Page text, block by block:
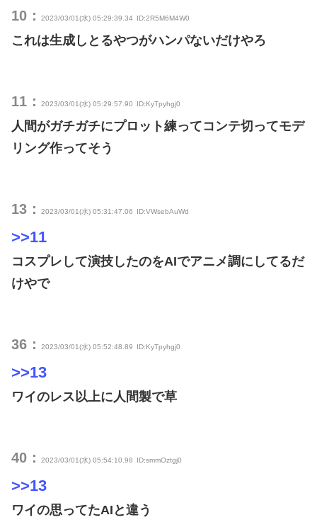
10： 2023/03/01(水) 05:29:39.34 ID:2R5M6M4W0
これは生成しとるやつがハンパないだけやろ
11： 2023/03/01(水) 05:29:57.90 ID:KyTpyhgj0
人間がガチガチにプロット練ってコンテ切ってモデ
リング作ってそう
13： 2023/03/01(水) 05:31:47.06 ID:VWsebAuWd
>>11
コスプレして演技したのをAIでアニメ調にしてるだ
けやで
36： 2023/03/01(水) 05:52:48.89 ID:KyTpyhgj0
>>13
ワイのレス以上に人間製で草
40： 2023/03/01(水) 05:54:10.98 ID:smmOztgj0
>>13
ワイの思ってたAIと違う